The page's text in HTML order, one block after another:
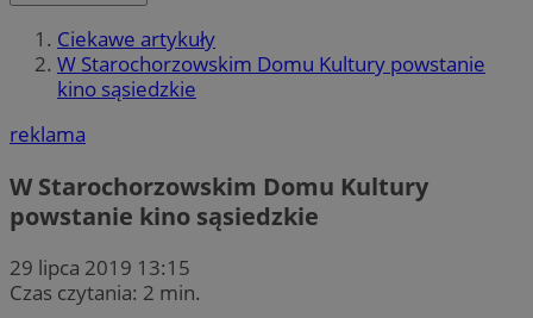
Ciekawe artykuły
W Starochorzowskim Domu Kultury powstanie
kino sąsiedzkie
reklama
W Starochorzowskim Domu Kultury
powstanie kino sąsiedzkie
29 lipca 2019 13:15
Czas czytania: 2 min.